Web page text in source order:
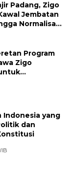
Padang, Zigo
Jembatan
Normalisasi
Program
Zigo
Indonesia yang
dan